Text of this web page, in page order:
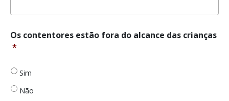
Os
contentores
do
alcance
das
Os contentores estão fora do alcance das crianças
*
Sim
Não